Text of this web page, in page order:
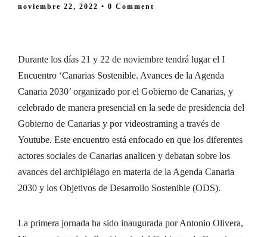
noviembre 22, 2022 • 0 Comment
Durante los días 21 y 22 de noviembre tendrá lugar el I
Encuentro ‘Canarias Sostenible. Avances de la Agenda
Canaria 2030’ organizado por el Gobierno de Canarias, y
celebrado de manera presencial en la sede de presidencia del
Gobierno de Canarias y por videostraming a través de
Youtube. Este encuentro está enfocado en que los diferentes
actores sociales de Canarias analicen y debatan sobre los
avances del archipiélago en materia de la Agenda Canaria
2030 y los Objetivos de Desarrollo Sostenible (ODS).
La primera jornada ha sido inaugurada por Antonio Olivera,